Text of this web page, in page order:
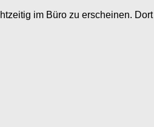
im Büro zu erscheinen.